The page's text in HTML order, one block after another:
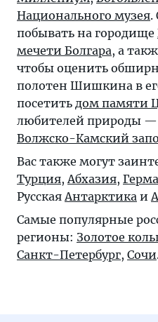
Национального музея.
побывать на городище
мечети Болгара, а
чтобы оценить
полотен Шишкина в
посетить дом памяти
любителей природы
Волжско-Камский
Вас также могут
Турция,Абхазия,
РусскаяАнтарктика и
Самые популярные
регионы: Золотое
Санкт-Петербург, Сочи